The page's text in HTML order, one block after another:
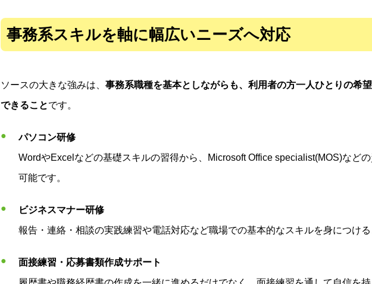
事務系スキルを軸に幅広いニーズへ対応
ソースの大きな強みは、 事務系職種を基本としながらも、利用者の方一人ひとりの希
できることです。
パソコン研修
WordやExcelなどの基礎スキルの習得から、Microsoft Office specialist(MOS)など
可能です。
ビジネスマナー研修
報告・連絡・相談の実践練習や電話対応など職場での基本的なスキルを身につけ
面接練習・応募書類作成サポート